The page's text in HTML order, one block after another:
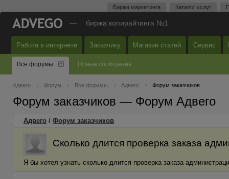
Биржа маркетинга Каталог услуг
— биржа копирайтинга №1
Работа в интернете Заказчику Магазин статей Сервис
Все форумы Новые сообщения
Адвего Форум Все форумы Адвего Форум заказчиков
Форум заказчиков — Форум Адвего
Адвего / Форум заказчиков
Сколько длится проверка заказа
Я бы хотел узнать сколько длится проверка заказа